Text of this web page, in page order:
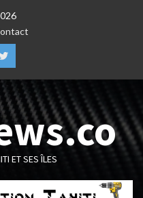
Twitter
ET SES ÎLES